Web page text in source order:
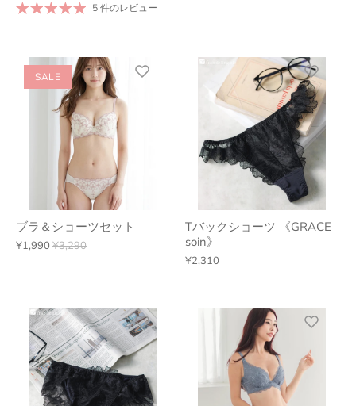
5 件のレビュー
SALE
ブラ＆ショーツセット
¥1,990 ¥3,290
Tバックショーツ 《GRACE
soin》
¥2,310